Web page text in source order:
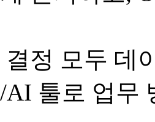
결정 모두 데
AI 툴로 업무